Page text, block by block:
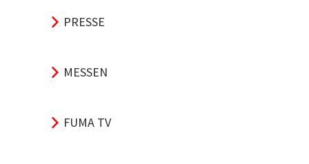
PRESSE
MESSEN
FUMA TV